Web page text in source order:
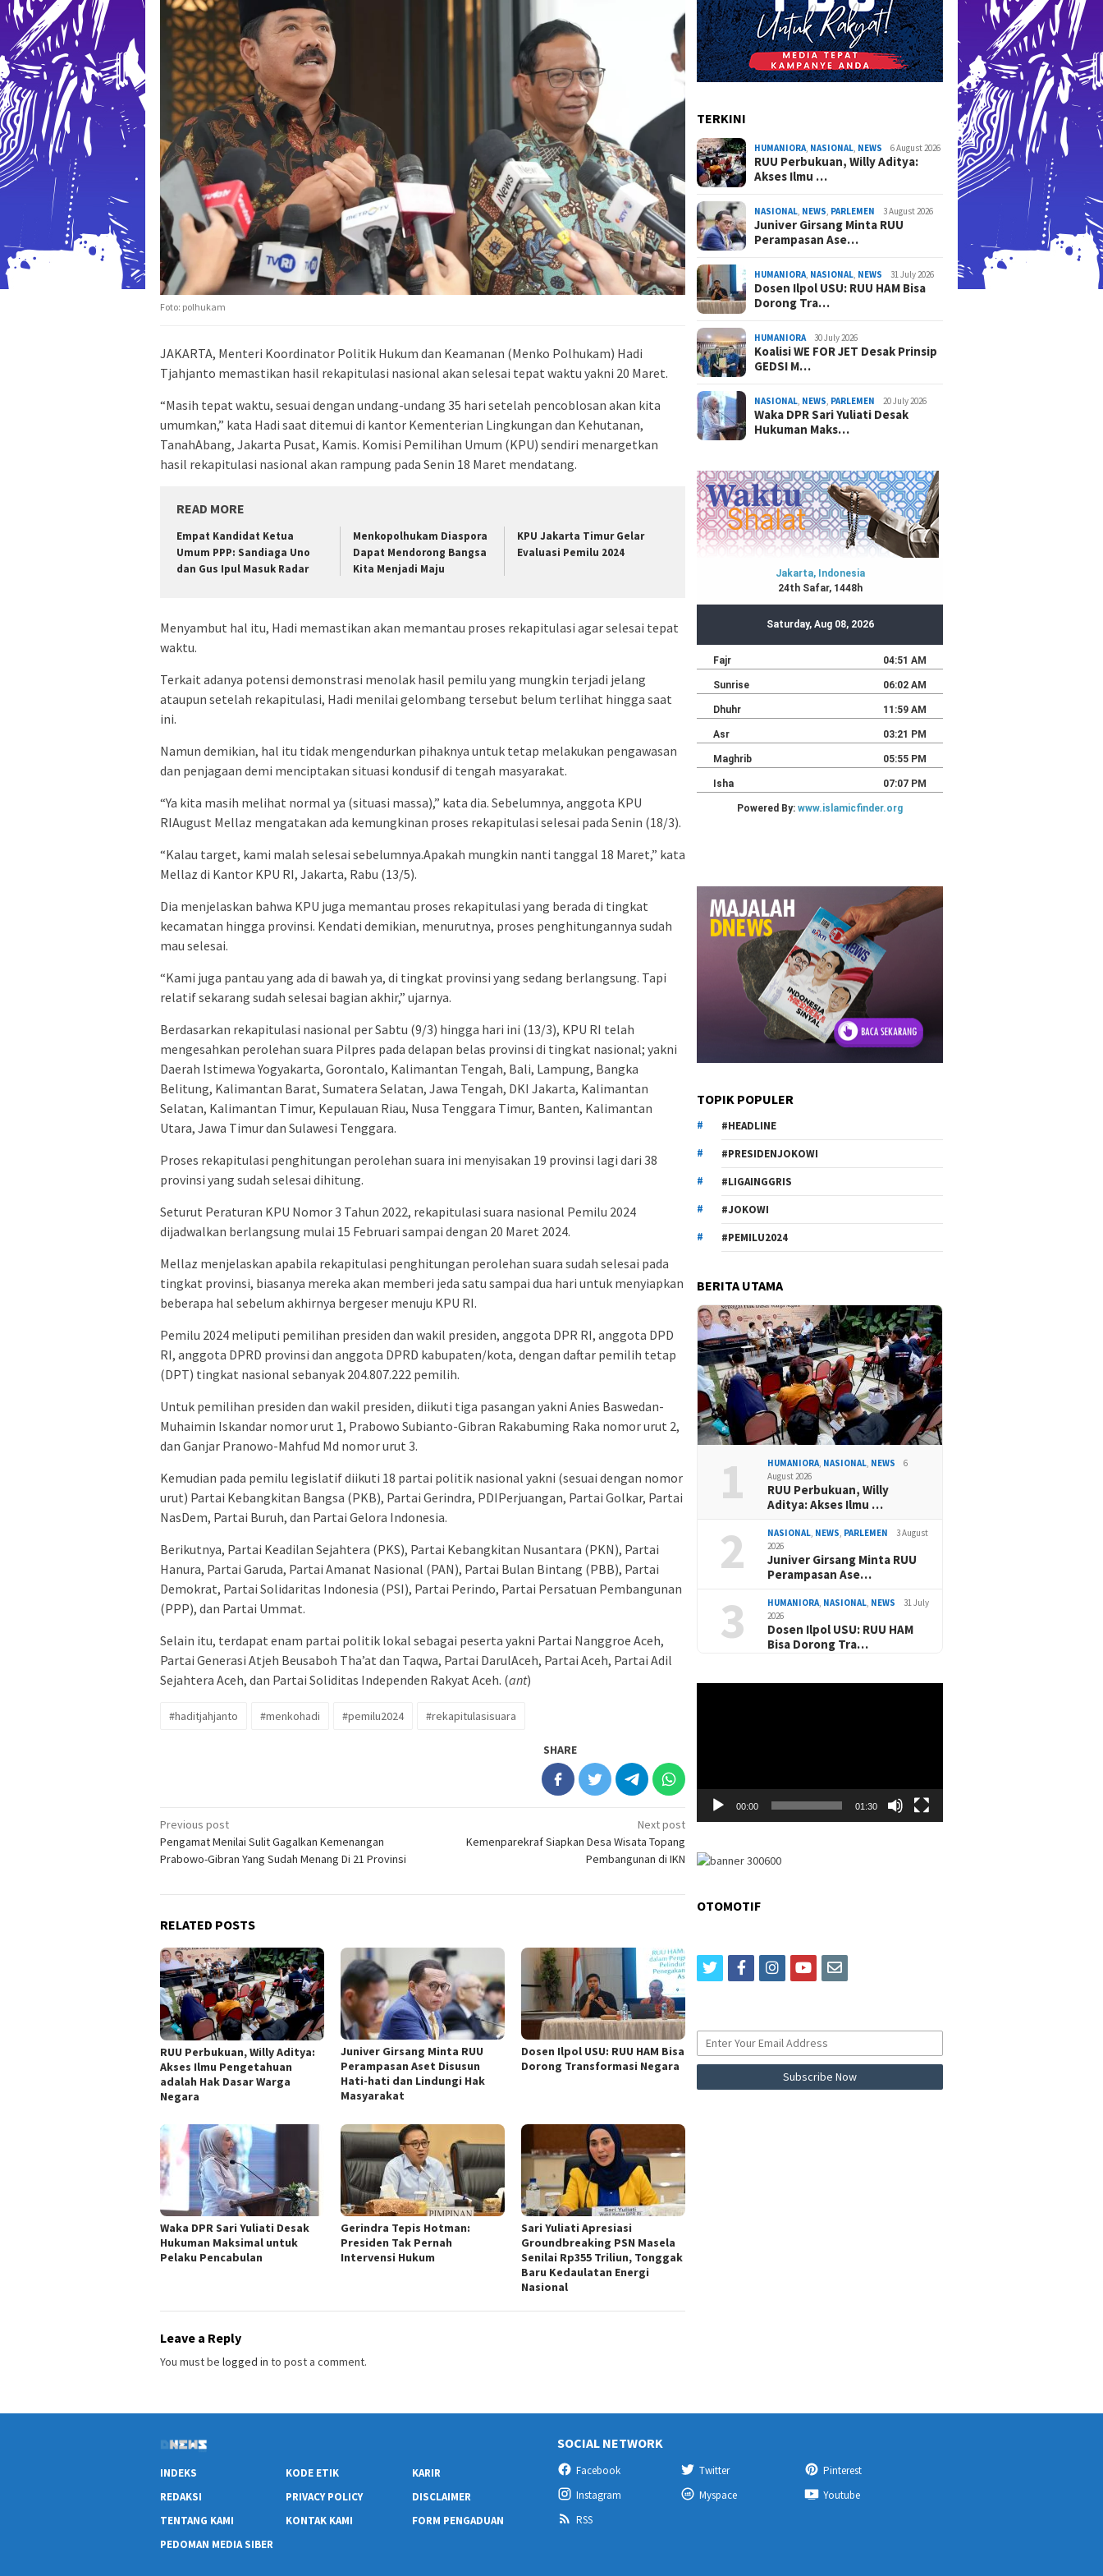
Foto: polhukam
JAKARTA, Menteri Koordinator Politik Hukum dan Keamanan (Menko Polhukam) Hadi
Tjahjanto memastikan hasil rekapitulasi nasional akan selesai tepat waktu yakni 20 Maret.
“Masih tepat waktu, sesuai dengan undang-undang 35 hari setelah pencoblosan akan kita
umumkan,” kata Hadi saat ditemui di kantor Kementerian Lingkungan dan Kehutanan,
TanahAbang, Jakarta Pusat, Kamis. Komisi Pemilihan Umum (KPU) sendiri menargetkan
hasil rekapitulasi nasional akan rampung pada Senin 18 Maret mendatang.
READ MORE
Empat Kandidat Ketua
Umum PPP: Sandiaga Uno
dan Gus Ipul Masuk Radar
Menkopolhukam Diaspora
Dapat Mendorong Bangsa
Kita Menjadi Maju
KPU Jakarta Timur Gelar
Evaluasi Pemilu 2024
Menyambut hal itu, Hadi memastikan akan memantau proses rekapitulasi agar selesai tepat
waktu.
Terkait adanya potensi demonstrasi menolak hasil pemilu yang mungkin terjadi jelang
ataupun setelah rekapitulasi, Hadi menilai gelombang tersebut belum terlihat hingga saat
ini.
Namun demikian, hal itu tidak mengendurkan pihaknya untuk tetap melakukan pengawasan
dan penjagaan demi menciptakan situasi kondusif di tengah masyarakat.
“Ya kita masih melihat normal ya (situasi massa),” kata dia. Sebelumnya, anggota KPU
RIAugust Mellaz mengatakan ada kemungkinan proses rekapitulasi selesai pada Senin (18/3).
“Kalau target, kami malah selesai sebelumnya.Apakah mungkin nanti tanggal 18 Maret,” kata
Mellaz di Kantor KPU RI, Jakarta, Rabu (13/5).
Dia menjelaskan bahwa KPU juga memantau proses rekapitulasi yang berada di tingkat
kecamatan hingga provinsi. Kendati demikian, menurutnya, proses penghitungannya sudah
mau selesai.
“Kami juga pantau yang ada di bawah ya, di tingkat provinsi yang sedang berlangsung. Tapi
relatif sekarang sudah selesai bagian akhir,” ujarnya.
Berdasarkan rekapitulasi nasional per Sabtu (9/3) hingga hari ini (13/3), KPU RI telah
mengesahkan perolehan suara Pilpres pada delapan belas provinsi di tingkat nasional; yakni
Daerah Istimewa Yogyakarta, Gorontalo, Kalimantan Tengah, Bali, Lampung, Bangka
Belitung, Kalimantan Barat, Sumatera Selatan, Jawa Tengah, DKI Jakarta, Kalimantan
Selatan, Kalimantan Timur, Kepulauan Riau, Nusa Tenggara Timur, Banten, Kalimantan
Utara, Jawa Timur dan Sulawesi Tenggara.
Proses rekapitulasi penghitungan perolehan suara ini menyisakan 19 provinsi lagi dari 38
provinsi yang sudah selesai dihitung.
Seturut Peraturan KPU Nomor 3 Tahun 2022, rekapitulasi suara nasional Pemilu 2024
dijadwalkan berlangsung mulai 15 Februari sampai dengan 20 Maret 2024.
Mellaz menjelaskan apabila rekapitulasi penghitungan perolehan suara sudah selesai pada
tingkat provinsi, biasanya mereka akan memberi jeda satu sampai dua hari untuk menyiapkan
beberapa hal sebelum akhirnya bergeser menuju KPU RI.
Pemilu 2024 meliputi pemilihan presiden dan wakil presiden, anggota DPR RI, anggota DPD
RI, anggota DPRD provinsi dan anggota DPRD kabupaten/kota, dengan daftar pemilih tetap
(DPT) tingkat nasional sebanyak 204.807.222 pemilih.
Untuk pemilihan presiden dan wakil presiden, diikuti tiga pasangan yakni Anies Baswedan-
Muhaimin Iskandar nomor urut 1, Prabowo Subianto-Gibran Rakabuming Raka nomor urut 2,
dan Ganjar Pranowo-Mahfud Md nomor urut 3.
Kemudian pada pemilu legislatif diikuti 18 partai politik nasional yakni (sesuai dengan nomor
urut) Partai Kebangkitan Bangsa (PKB), Partai Gerindra, PDIPerjuangan, Partai Golkar, Partai
NasDem, Partai Buruh, dan Partai Gelora Indonesia.
Berikutnya, Partai Keadilan Sejahtera (PKS), Partai Kebangkitan Nusantara (PKN), Partai
Hanura, Partai Garuda, Partai Amanat Nasional (PAN), Partai Bulan Bintang (PBB), Partai
Demokrat, Partai Solidaritas Indonesia (PSI), Partai Perindo, Partai Persatuan Pembangunan
(PPP), dan Partai Ummat.
Selain itu, terdapat enam partai politik lokal sebagai peserta yakni Partai Nanggroe Aceh,
Partai Generasi Atjeh Beusaboh Tha’at dan Taqwa, Partai DarulAceh, Partai Aceh, Partai Adil
Sejahtera Aceh, dan Partai Soliditas Independen Rakyat Aceh. (ant)
#haditjahjanto #menkohadi #pemilu2024 #rekapitulasisuara
SHARE
Post
navigation
Previous post
Pengamat Menilai Sulit Gagalkan Kemenangan
Prabowo-Gibran Yang Sudah Menang Di 21 Provinsi
Next post
Kemenparekraf Siapkan Desa Wisata Topang
Pembangunan di IKN
RELATED POSTS
RUU Perbukuan, Willy Aditya:
Akses Ilmu Pengetahuan
adalah Hak Dasar Warga
Negara
Juniver Girsang Minta RUU
Perampasan Aset Disusun
Hati-hati dan Lindungi Hak
Masyarakat
Dosen Ilpol USU: RUU HAM Bisa
Dorong Transformasi Negara
Waka DPR Sari Yuliati Desak
Hukuman Maksimal untuk
Pelaku Pencabulan
Gerindra Tepis Hotman:
Presiden Tak Pernah
Intervensi Hukum
Sari Yuliati Apresiasi
Groundbreaking PSN Masela
Senilai Rp355 Triliun, Tonggak
Baru Kedaulatan Energi
Nasional
Leave a Reply
You must be logged in to post a comment.
TERKINI
HUMANIORA NASIONAL NEWS 6 August 2026
RUU Perbukuan, Willy Aditya:
Akses Ilmu …
NASIONAL NEWS PARLEMEN 3 August 2026
Juniver Girsang Minta RUU
Perampasan Ase…
HUMANIORA NASIONAL NEWS 31 July 2026
Dosen Ilpol USU: RUU HAM Bisa
Dorong Tra…
HUMANIORA 30 July 2026
Koalisi WE FOR JET Desak Prinsip
GEDSI M…
NASIONAL NEWS PARLEMEN 20 July 2026
Waka DPR Sari Yuliati Desak
Hukuman Maks…
TOPIK POPULER
#HEADLINE
#PRESIDENJOKOWI
#LIGAINGGRIS
#JOKOWI
#PEMILU2024
BERITA UTAMA
1 HUMANIORA, NASIONAL, NEWS
6
August 2026
RUU Perbukuan, Willy
Aditya: Akses Ilmu …
2 NASIONAL, NEWS, PARLEMEN
3 August
2026
Juniver Girsang Minta RUU
Perampasan Ase…
3 HUMANIORA, NASIONAL, NEWS
31 July
2026
Dosen Ilpol USU: RUU HAM
Bisa Dorong Tra…
00:00 01:30
OTOMOTIF
twitterfacebookinstagram
youtubeemail
INDEKS KODE ETIK
KARIR
REDAKSI
PRIVACY POLICY
DISCLAIMER
TENTANG KAMI
KONTAK KAMI
FORM PENGADUAN
PEDOMAN MEDIA SIBER
SOCIAL NETWORK
Facebook Twitter
Pinterest
Instagram
Myspace
Youtube
RSS